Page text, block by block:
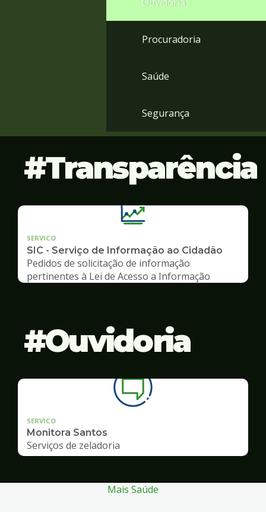
Procuradoria
Saúde
Segurança
Transparência
SERVICO
SIC - Serviço de Informação ao Cidadão
Pedidos de solicitação de informação
pertinentes à Lei de Acesso a Informação
Ouvidoria
SERVICO
Monitora Santos
Serviços de zeladoria
Mais Saúde